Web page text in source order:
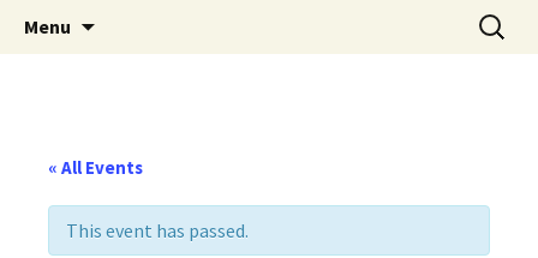
Tierhilfe
Weidenberg und Umgebung e.V.
Menu
Search
for:
« All Events
This event has passed.